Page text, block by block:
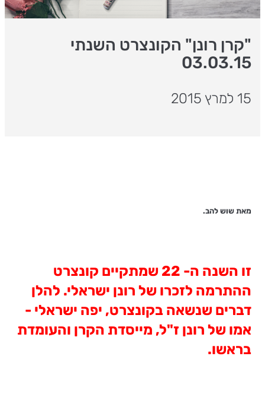
"קרן רונן" הקונצרט השנתי
03.03.15
15 למרץ 2015
מאת שוש להב.
זו השנה ה- 22 שמתקיים קונצרט
ההתרמה לזכרו של רונן ישראלי. להלן
דברים שנשאה בקונצרט, יפה ישראלי -
אמו של רונן ז"ל, מייסדת הקרן והעומדת
בראשו.